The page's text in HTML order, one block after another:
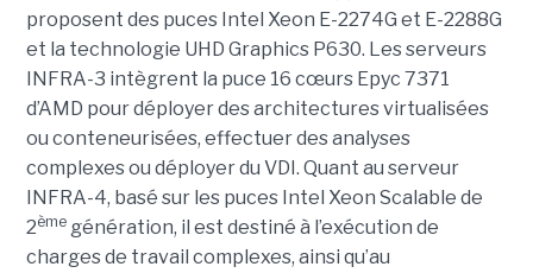
proposent des puces Intel Xeon E-2274G et E-2288G
et la technologie UHD Graphics P630. Les serveurs
INFRA-3 intègrent la puce 16 cœurs Epyc 7371
d’AMD pour déployer des architectures virtualisées
ou conteneurisées, effectuer des analyses
complexes ou déployer du VDI. Quant au serveur
INFRA-4, basé sur les puces Intel Xeon Scalable de
2èmegénération, il est destiné à l’exécution de
charges de travail complexes, ainsi qu’au